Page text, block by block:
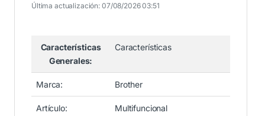
Última actualización: 07/08/2026 03:51
Características
Generales:
Características
Marca: Brother
Artículo: Multifuncional